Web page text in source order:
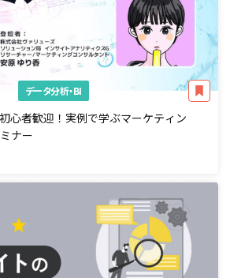
データ分析・BI
心者歓迎！実例で学ぶマーケティン
ナー